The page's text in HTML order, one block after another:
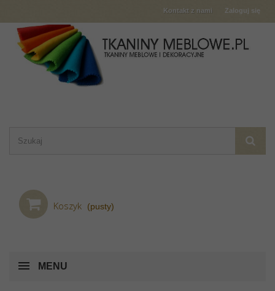
Zaloguj się
Kontakt z nami
Koszyk (pusty)
MENU